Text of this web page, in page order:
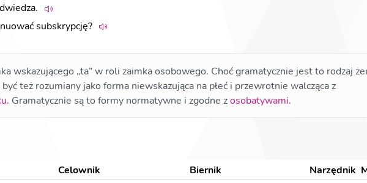
subskrypcję?
wskazującego „ta” w roli zaimka osobowego. Choć gramatycznie jest to rodzaj
też rozumiany jako forma niewskazująca na płeć i przewrotnie walcząca z
. Gramatycznie są to formy normatywne i zgodne z osobatywami.
Celownik Biernik Narzędnik